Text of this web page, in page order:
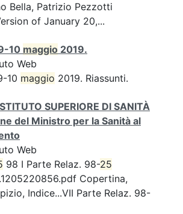
Bella, Patrizio Pezzotti
of January 20,...
10 maggio 2019.
Web
10 maggio 2019. Riassunti.
SUPERIORE DI SANITÀ
del Ministro per la Sanità al
Web
98 I Parte Relaz. 98-25
Copertina,
Indice...VII Parte Relaz. 98-